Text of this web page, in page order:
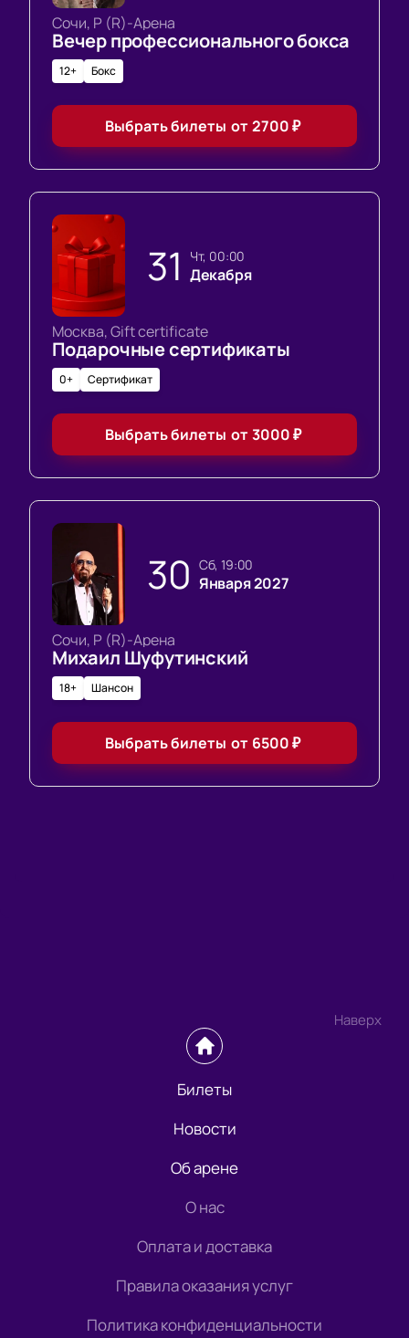
Сочи, Р (R)-Арена
Вечер профессионального бокса
12+ Бокс
Выбрать билеты от2700₽
31 чт, 00:00
Декабря
Москва, Gift certificate
Подарочные сертификаты
0+ Сертификат
Выбрать билеты от 3000₽
30 сб, 19:00
Января 2027
Сочи, Р (R)-Арена
Михаил Шуфутинский
18+ Шансон
Выбрать билеты от 6500₽
Наверх
Билеты
Новости
Об арене
О нас
Оплата и доставка
Правила оказания услуг
Политика конфиденциальности